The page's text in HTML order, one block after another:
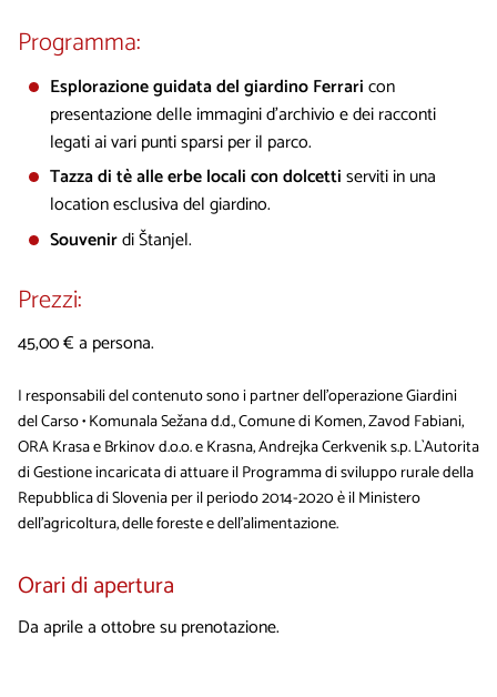
Programma:
Esplorazione guidata del giardino Ferraricon
presentazione delle immagini d’archivio e dei racconti
legati ai vari punti sparsi per il parco.
Tazza di tè alle erbe locali con dolcettiserviti in una
location esclusiva del giardino.
Souvenirdi Štanjel.
Prezzi:
​45,00 € a persona.
I responsabili del contenuto sono i partner dell'operazione Giardini
del Carso • Komunala Sežana d.d., Comune di Komen, Zavod Fabiani,
ORA Krasa e Brkinov d.o.o. e Krasna, Andrejka Cerkvenik s.p. L`Autorita
di Gestione incaricata di attuare il Programma di sviluppo rurale della
Repubblica di Slovenia per il periodo 2014-2020 è il Ministero
dell'agricoltura, delle foreste e dell'alimentazione.
Orari di apertura
Da aprile a ottobre su prenotazione.